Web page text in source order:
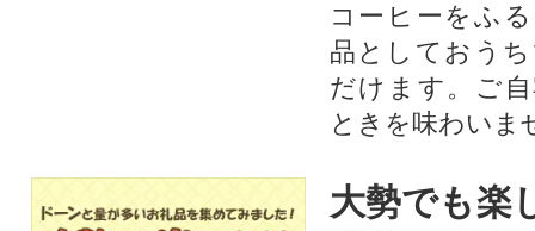
コーヒーをふ
品としておう
だけます。ご
ときを味わいま
大勢でも楽